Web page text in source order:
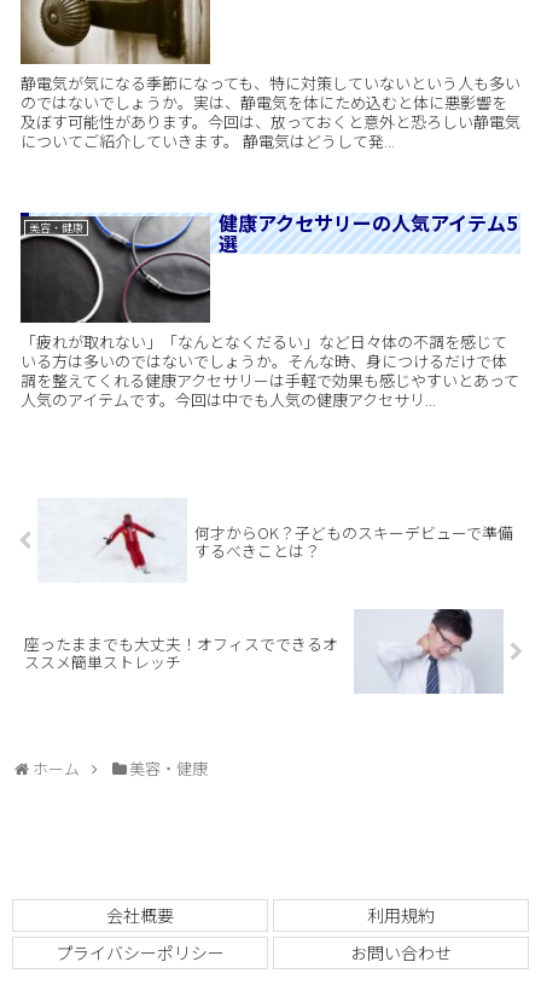
静電気が気になる季節になっても、特に対策していないという人も多い
のではないでしょうか。実は、静電気を体にため込むと体に悪影響を
及ぼす可能性があります。今回は、放っておくと意外と恐ろしい静電気
についてご紹介していきます。 静電気はどうして発...
美容・健康 健康アクセサリーの人気アイテム5
選
「疲れが取れない」「なんとなくだるい」など日々体の不調を感じて
いる方は多いのではないでしょうか。そんな時、身につけるだけで体
調を整えてくれる健康アクセサリーは手軽で効果も感じやすいとあって
人気のアイテムです。今回は中でも人気の健康アクセサリ...
何才からOK？子どものスキーデビューで準備
するべきことは？
座ったままでも大丈夫！オフィスでできるオ
ススメ簡単ストレッチ
ホーム 美容・健康
会社概要
利用規約
プライバシーポリシー
お問い合わせ